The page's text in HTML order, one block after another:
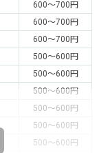
600～700円
600～700円
600～700円
500～600円
500～600円
500～600円
500～600円
500～600円
500～600円